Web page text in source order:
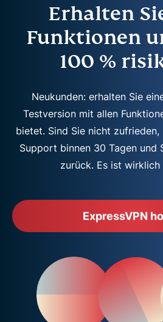
Erhalten
Funktionen
100 %
Neukunden: erhalten Sie
Testversion mit allen
bietet. Sind Sie nicht
Support binnen 30 Tagen und
zurück. Es ist wirklich
ExpressVPN